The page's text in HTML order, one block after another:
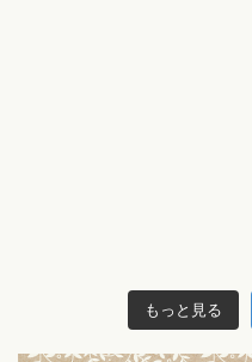
もっと見る